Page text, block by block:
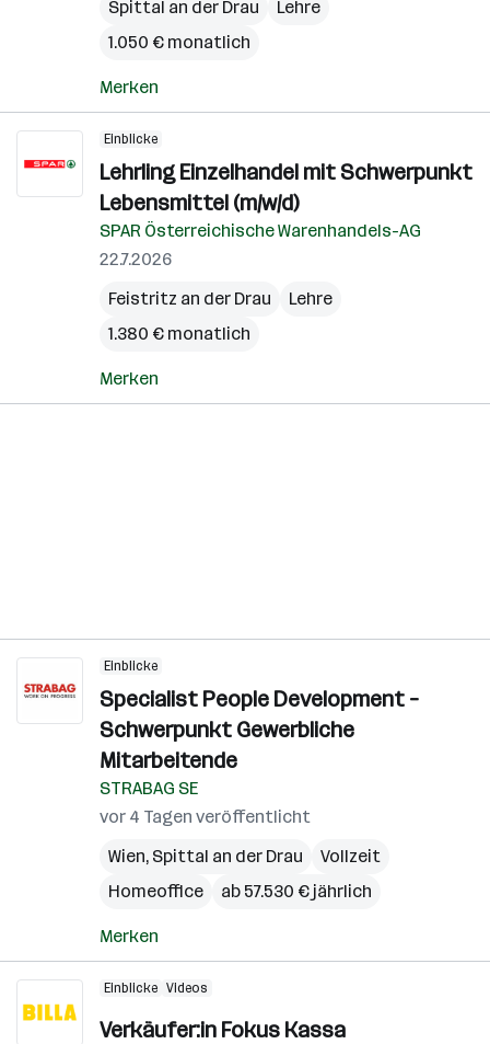
Spittal an der Drau
Lehre
1.050 € monatlich
Merken
Einblicke
Lehrling Einzelhandel mit Schwerpunkt
Lebensmittel (m/w/d)
SPAR Österreichische Warenhandels-AG
22.7.2026
Feistritz an der Drau
Lehre
1.380 € monatlich
Merken
Einblicke
Specialist People Development –
Schwerpunkt Gewerbliche
Mitarbeitende
STRABAG SE
vor 4 Tagen veröffentlicht
Wien, Spittal an der Drau
Vollzeit
Homeoffice
ab 57.530 € jährlich
Merken
Einblicke Videos
Verkäufer:in Fokus Kassa